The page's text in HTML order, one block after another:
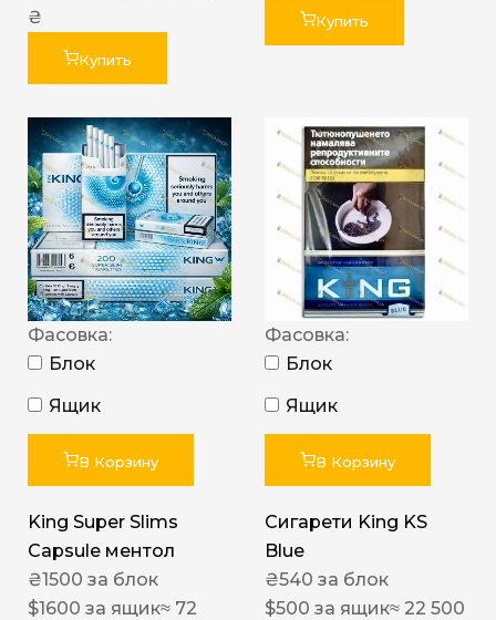
₴
Купить
Купить
Фасовка:
Блок
Ящик
В Корзину
King Super Slims
Capsule ментол
₴1500 за блок
$1600 за ящик≈ 72
Фасовка:
Блок
Ящик
В Корзину
Сигарети King KS
Blue
₴540 за блок
$500 за ящик≈ 22 500